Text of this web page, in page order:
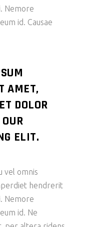
Nemore
id. Causae
AMET,
DOLOR
ELIT.
vel omnis
hendrerit
Nemore
id. Ne